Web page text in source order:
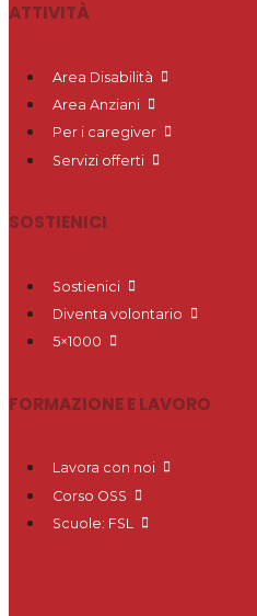
ATTIVITÀ
Area Disabilità
Area Anziani
Per i caregiver
Servizi offerti
SOSTIENICI
Sostienici
Diventa volontario
5×1000
FORMAZIONE E LAVORO
Lavora con noi
Corso OSS
Scuole: FSL